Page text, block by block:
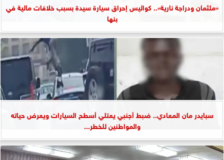
«ملثمان ودراجة نارية».. كواليس إحراق سيارة سيدة بسبب خلافات مالية في
بنها
سبايدر مان المعادي.. ضبط أجنبي يعتلي أسطح السيارات ويعرض حياته
والمواطنين للخطر...